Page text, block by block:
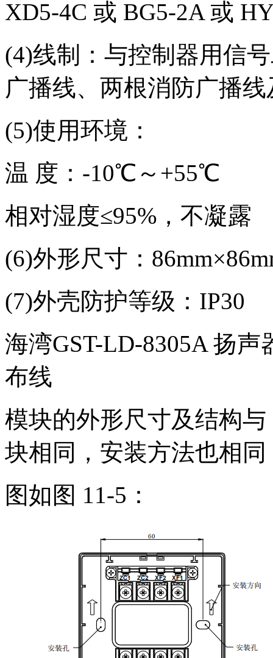
XD5-4C 或 BG5-2A 或
(4)线制：与控制器用信
广播线、两根消防广播
(5)使用环境：
温 度：-10℃～+55℃
相对湿度≤95%，不凝露
(6)外形尺寸：
(7)外壳防护等级：IP30
海湾GST-LD-8305A 扬声
布线
模块的外形尺寸及结构与
块相同，安装方法也相
图如图 11-5：